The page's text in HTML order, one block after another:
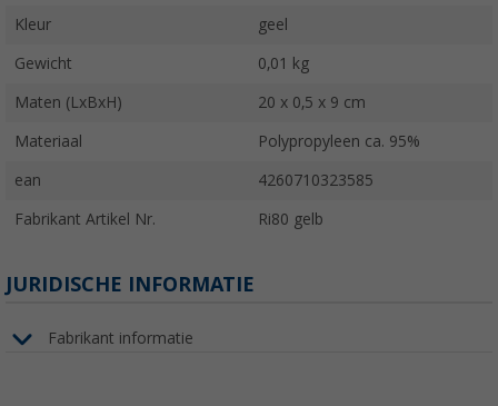
Kleur geel
Gewicht 0,01 kg
Maten (LxBxH) 20 x 0,5 x 9 cm
Materiaal Polypropyleen ca. 95%
ean 4260710323585
Fabrikant Artikel Nr. Ri80 gelb
JURIDISCHE INFORMATIE
Fabrikant informatie